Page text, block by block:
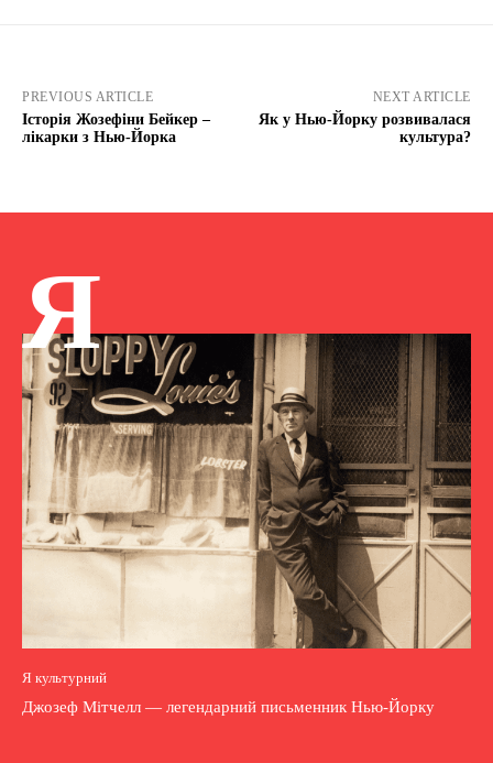
PREVIOUS ARTICLE
Історія Жозефіни Бейкер –
лікарки з Нью-Йорка
NEXT ARTICLE
Як у Нью-Йорку розвивалася
культура?
Я
Я культурний
Джозеф Мітчелл — легендарний письменник Нью-Йорку